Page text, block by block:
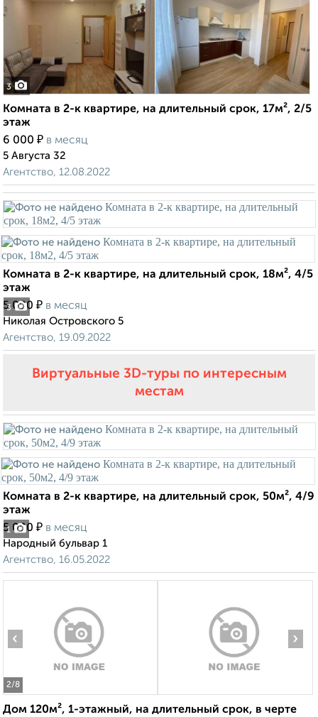
3
Комната в 2-к квартире, на длительный срок, 17м², 2/5
этаж
6 000 ₽ в месяц
5 Августа 32
Агентство, 12.08.2022
3
Комната в 2-к квартире, на длительный срок, 18м², 4/5
этаж
5 000 ₽ в месяц
Николая Островского 5
Агентство, 19.09.2022
Виртуальные 3D-туры по интересным
местам
1
Комната в 2-к квартире, на длительный срок, 50м², 4/9
этаж
5 000 ₽ в месяц
Народный бульвар 1
Агентство, 16.05.2022
2/8
‹ ›
Дом 120м², 1-этажный, на длительный срок, в черте